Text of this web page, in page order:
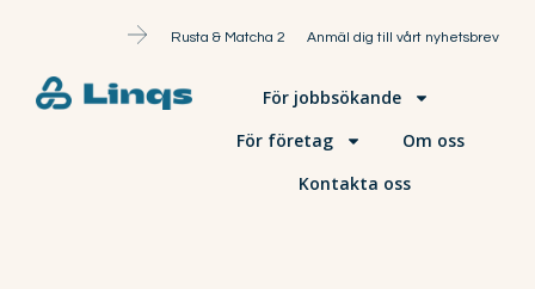
Rusta & Matcha 2 Anmäl dig till vårt nyhetsbrev
För jobbsökande
För företag
Om oss
Kontakta oss